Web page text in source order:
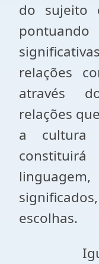
do sujeito
relações
através
relações
a cultura
escolhas.